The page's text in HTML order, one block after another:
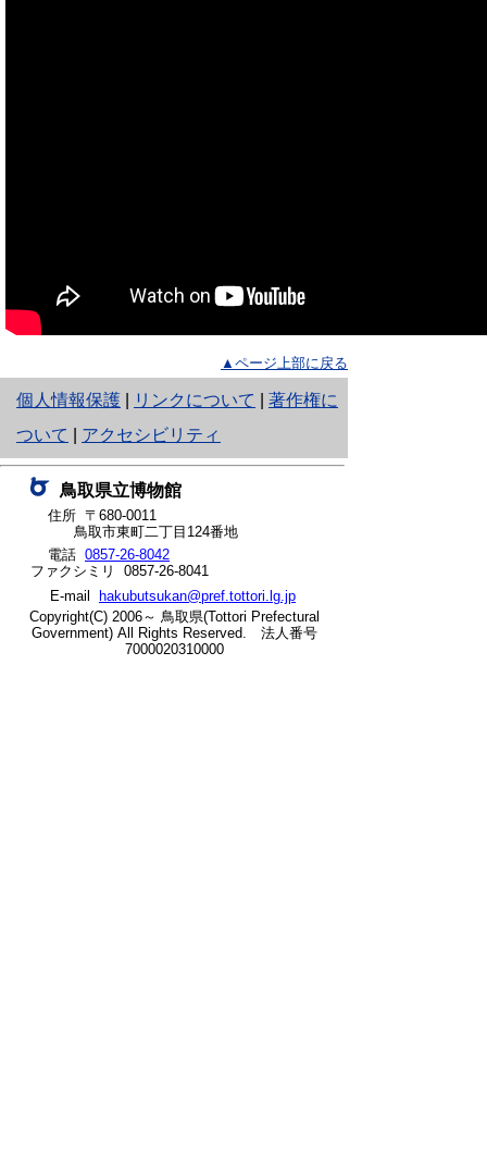
▲ページ上部に戻る
個人情報保護
と
り
ネ
ッ
ト
へ
の
リンクについて
著作権に
ついて
アクセシビリティ
鳥取県立博物館
住所 〒680-0011
鳥取市東町二丁目124番地
電話 0857-26-8042
ファクシミリ 0857-26-8041
E-mail
hakubutsukan@pref.tottori.lg.jp
Copyright(C) 2006～ 鳥取県(Tottori Prefectural
Government) All Rights Reserved. 法人番号
7000020310000